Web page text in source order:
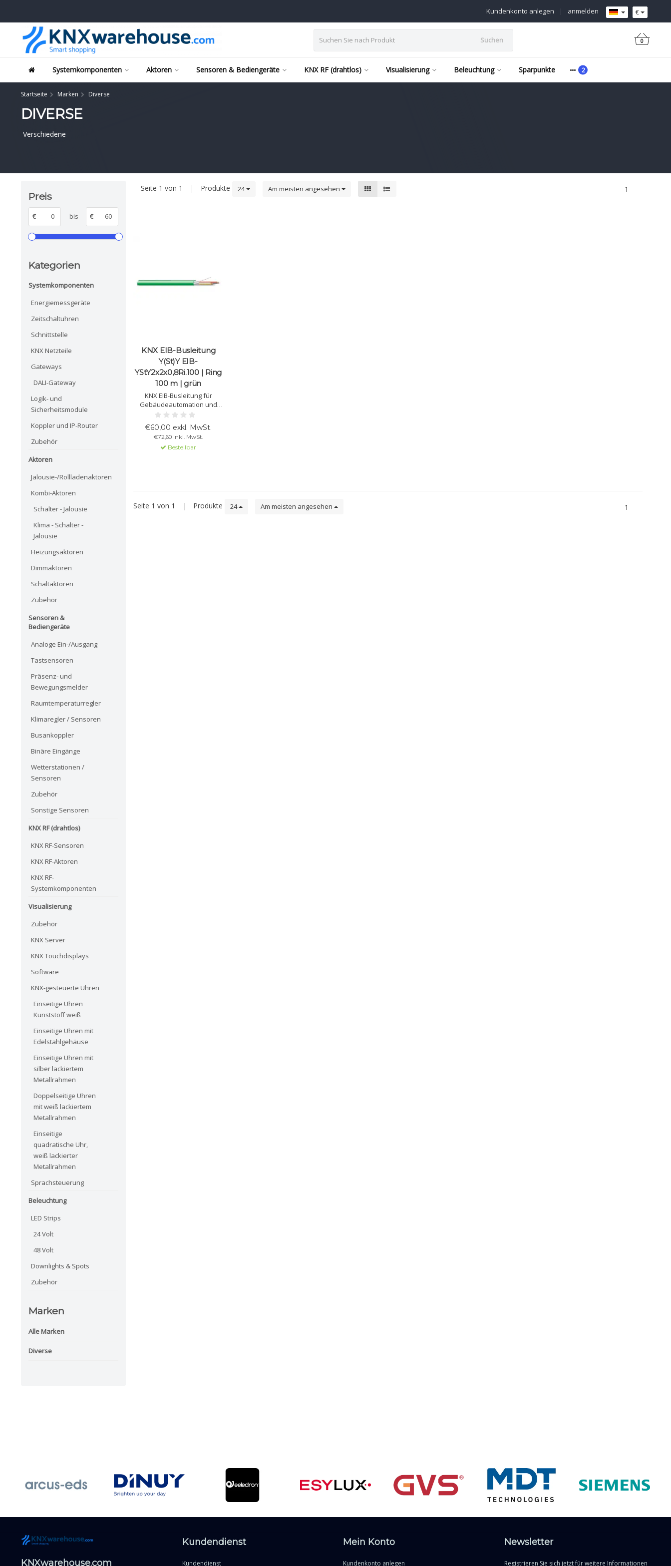
€
anmelden
|
Kundenkonto anlegen
Suchen 0
Systemkomponenten Aktoren Sensoren & Bediengeräte KNX RF (drahtlos) Visualisierung Beleuchtung Sparpunkte
Startseite Marken Diverse
DIVERSE
Verschiedene
Preis
€ bis €
Kategorien
Systemkomponenten
Energiemessgeräte
Zeitschaltuhren
Schnittstelle
KNX Netzteile
Gateways
DALI-Gateway
Logik- und
Sicherheitsmodule
Koppler und IP-Router
Zubehör
Aktoren
Jalousie-/Rollladenaktoren
Kombi-Aktoren
Schalter - Jalousie
Klima - Schalter -
Jalousie
Heizungsaktoren
Dimmaktoren
Schaltaktoren
Zubehör
Sensoren &
Bediengeräte
Analoge Ein-/Ausgang
Tastsensoren
Präsenz- und
Bewegungsmelder
Raumtemperaturregler
Klimaregler / Sensoren
Busankoppler
Binäre Eingänge
Wetterstationen /
Sensoren
Zubehör
Sonstige Sensoren
KNX RF (drahtlos)
KNX RF-Sensoren
KNX RF-Aktoren
KNX RF-
Systemkomponenten
Visualisierung
Zubehör
KNX Server
KNX Touchdisplays
Software
KNX-gesteuerte Uhren
Einseitige Uhren
Kunststoff weiß
Einseitige Uhren mit
Edelstahlgehäuse
Einseitige Uhren mit
silber lackiertem
Metallrahmen
Doppelseitige Uhren
mit weiß lackiertem
Metallrahmen
Einseitige
quadratische Uhr,
weiß lackierter
Metallrahmen
Sprachsteuerung
Beleuchtung
LED Strips
24 Volt
48 Volt
Downlights & Spots
Zubehör
Marken
Alle Marken
Diverse
Seite 1 von 1 | Produkte 24 Am meisten angesehen 1
KNX EIB-Busleitung
Y(St)Y EIB-
YStY2x2x0,8Ri.100 | Ring
100 m | grün
KNX EIB-Busleitung für
Gebäudeautomation und
MSR. Immer zum besten Preis
erhältlich; Hersteller
abhängig von Verfügbarkeit
und Lieferzeit.
€60,00 exkl. MwSt.
€72,60 Inkl. MwSt.
Bestellbar
Seite 1 von 1 | Produkte 24 Am meisten angesehen 1
KNXwarehouse.com
Kundendienst
Kundendienst
Mein Konto
Kundenkonto anlegen
Newsletter
Registrieren Sie sich jetzt für weitere Informationen